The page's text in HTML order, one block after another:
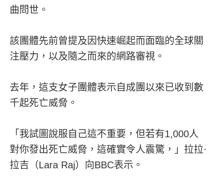
曲問世。
該團體先前曾提及因快速崛起而面臨的全球關
注壓力，以及隨之而來的網路審視。
去年，這支女子團體表示自成團以來已收到數
千起死亡威脅。
「我試圖說服自己這不重要，但若有1,000人
對你發出死亡威脅，這確實令人震驚，」拉拉·
拉吉（Lara Raj）向BBC表示。